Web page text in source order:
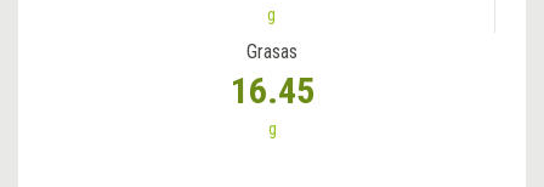
g
Grasas
16.45
g